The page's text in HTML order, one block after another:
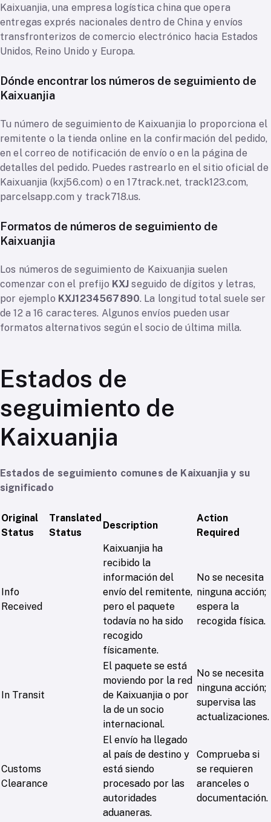
Kaixuanjia, una empresa logística china que opera
entregas exprés nacionales dentro de China y envíos
transfronterizos de comercio electrónico hacia Estados
Unidos, Reino Unido y Europa.
Dónde encontrar los números de seguimiento de
Kaixuanjia
Tu número de seguimiento de Kaixuanjia lo proporciona el
remitente o la tienda online en la confirmación del pedido,
en el correo de notificación de envío o en la página de
detalles del pedido. Puedes rastrearlo en el sitio oficial de
Kaixuanjia (kxj56.com) o en 17track.net, track123.com,
parcelsapp.com y track718.us.
Formatos de números de seguimiento de
Kaixuanjia
Los números de seguimiento de Kaixuanjia suelen
comenzar con el prefijo KXJ seguido de dígitos y letras,
por ejemplo KXJ1234567890. La longitud total suele ser
de 12 a 16 caracteres. Algunos envíos pueden usar
formatos alternativos según el socio de última milla.
Estados de
seguimiento de
Kaixuanjia
Estados de seguimiento comunes de Kaixuanjia y su
significado
Original
Status
Translated
Status
Description
Action
Required
Info
Received
Kaixuanjia ha
recibido la
información del
envío del remitente,
pero el paquete
todavía no ha sido
recogido
físicamente.
No se necesita
ninguna acción;
espera la
recogida física.
In Transit
El paquete se está
moviendo por la red
de Kaixuanjia o por
la de un socio
internacional.
No se necesita
ninguna acción;
supervisa las
actualizaciones.
Customs
Clearance
El envío ha llegado
al país de destino y
está siendo
procesado por las
autoridades
aduaneras.
Comprueba si
se requieren
aranceles o
documentación.